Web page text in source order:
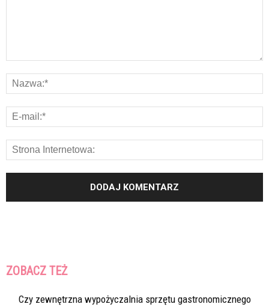
ZOBACZ TEŻ
Czy zewnętrzna wypożyczalnia sprzętu gastronomicznego